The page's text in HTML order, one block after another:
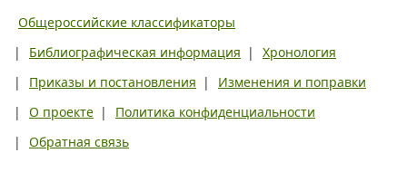
Общероссийские классификаторы
|
Библиографическая информация |
Хронология
|
Приказы и постановления |
Изменения и поправки
|
О проекте |
Политика конфиденциальности
|
Обратная связь